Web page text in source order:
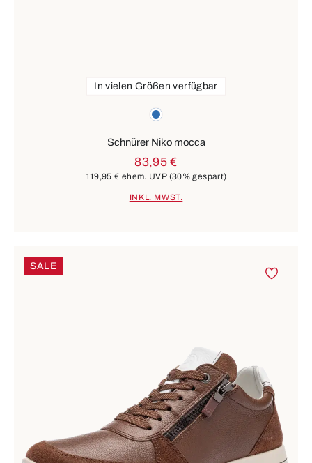
blau
In vielen Größen verfügbar
Schnürer Niko mocca
83,95 €
119,95 € ehem. UVP (30% gespart)
INKL. MWST.
SALE